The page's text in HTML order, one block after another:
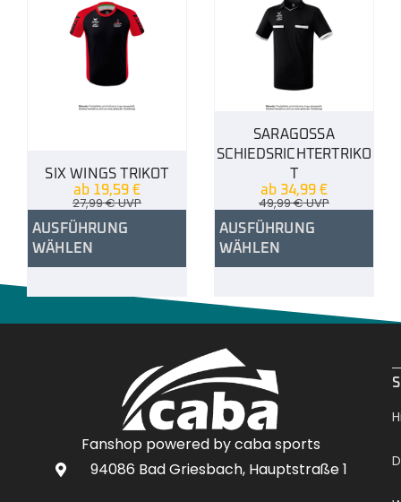
SIX WINGS TRIKOT
ab 19,59 €
27,99€UVP
AUSFÜHRUNG
WÄHLEN
SARAGOSSA
SCHIEDSRICHTERTRIKO
T
ab 34,99 €
49,99€UVP
AUSFÜHRUNG
WÄHLEN
Fanshop powered by caba sports
94086 Bad Griesbach, Hauptstraße 1